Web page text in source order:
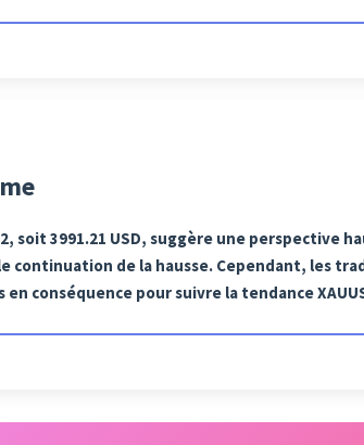
soit 3991.21 USD, suggère une perspective
continuation de la hausse. Cependant, les
conséquence pour suivre la tendance